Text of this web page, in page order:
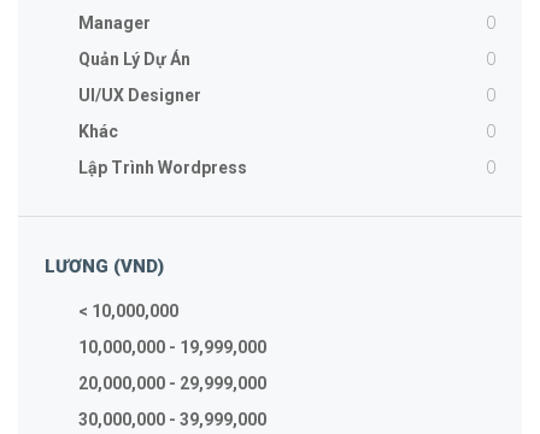
Manager 0
Quản Lý Dự Án 0
UI/UX Designer 0
Khác 0
Lập Trình Wordpress 0
LƯƠNG (VND)
< 10,000,000
10,000,000 - 19,999,000
20,000,000 - 29,999,000
30,000,000 - 39,999,000